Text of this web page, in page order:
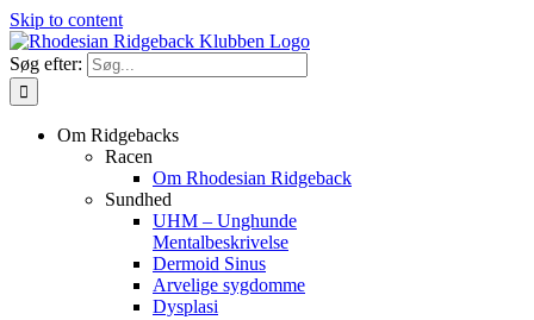
Skip to content
Søg efter:
Om Ridgebacks
Racen
Om Rhodesian Ridgeback
Sundhed
UHM – Unghunde
Mentalbeskrivelse
Dermoid Sinus
Arvelige sygdomme
Dysplasi